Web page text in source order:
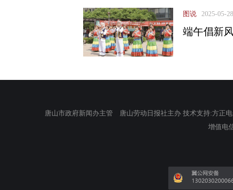
图说 2025-05-28
端午倡新
唐山市政府新闻办主管 唐山劳动日报社主办 技术支持:方正
增值电